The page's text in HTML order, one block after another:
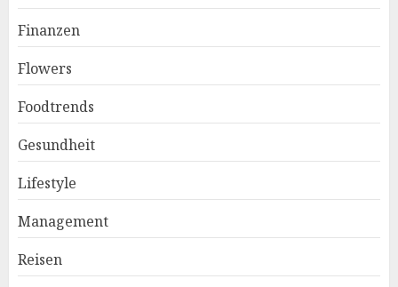
Finanzen
Flowers
Foodtrends
Gesundheit
Lifestyle
Management
Reisen